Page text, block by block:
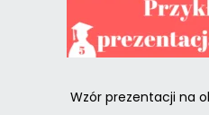
Wzór prezentacji na